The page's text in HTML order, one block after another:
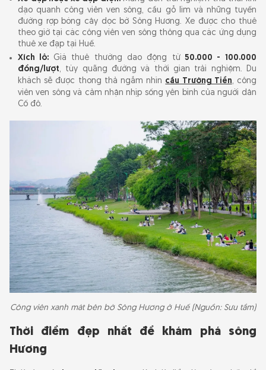
dạo quanh công viên ven sông, cầu gỗ lim và những tuyến
đường rợp bóng cây dọc bờ Sông Hương. Xe được cho thuê
theo giờ tại các công viên ven sông thông qua các ứng dụng
thuê xe đạp tại Huế.
Xích lô: Giá thuê thường dao động từ50.000 - 100.000
đồng/lượt, tùy quãng đường và thời gian trải nghiệm. Du
khách sẽ được thong thả ngắm nhìn cầu Trường Tiền, công
viên ven sông và cảm nhận nhịp sống yên bình của người dân
Cố đô.
Công viên xanh mát bên bờ Sông Hương ở Huế (Nguồn: Sưu tầm)
Thời điểm đẹp nhất để khám phá sông
Hương